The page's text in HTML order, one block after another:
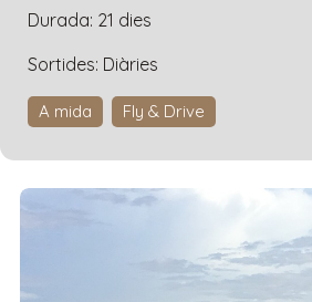
Durada: 21 dies
Sortides: Diàries
A mida Fly & Drive